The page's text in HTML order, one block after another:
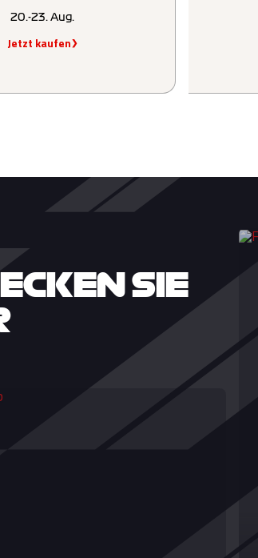
20.-23. Aug.
Jetzt kaufen
SIE